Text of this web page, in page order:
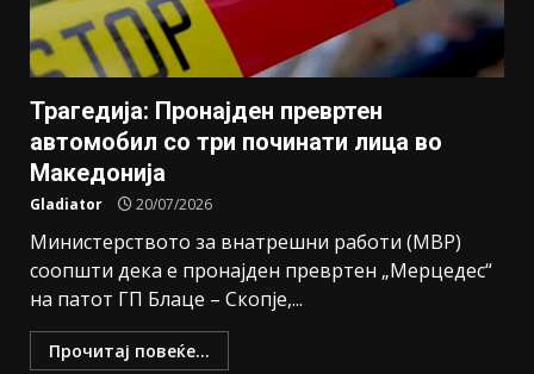
Трагедија: Пронајден превртен
автомобил со три починати лица во
Македонија
Gladiator 20/07/2026
Министерството за внатрешни работи (МВР)
соопшти дека е пронајден превртен „Мерцедес“
на патот ГП Блаце – Скопје,...
Прочитај повеќе...